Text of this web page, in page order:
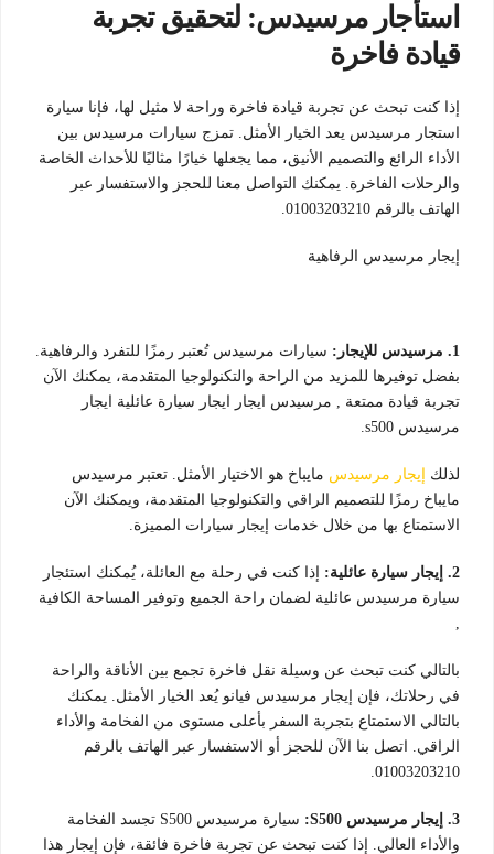
استأجار مرسيدس: لتحقيق تجربة
قيادة فاخرة
إذا كنت تبحث عن تجربة قيادة فاخرة وراحة لا مثيل لها، فإنا سيارة
استجار مرسيدس يعد الخيار الأمثل. تمزج سيارات مرسيدس بين
الأداء الرائع والتصميم الأنيق، مما يجعلها خيارًا مثاليًا للأحداث الخاصة
والرحلات الفاخرة. يمكنك التواصل معنا للحجز والاستفسار عبر
الهاتف بالرقم 01003203210.
إيجار مرسيدس الرفاهية
1. مرسيدس للإيجار:
سيارات مرسيدس تُعتبر رمزًا للتفرد والرفاهية.
بفضل توفيرها للمزيد من الراحة والتكنولوجيا المتقدمة، يمكنك الآن
تجربة قيادة ممتعة , مرسيدس ايجار ايجار سيارة عائلية ايجار
مرسيدس s500.
لذلك إيجار مرسيدس مايباخ هو الاختيار الأمثل. تعتبر مرسيدس
مايباخ رمزًا للتصميم الراقي والتكنولوجيا المتقدمة، ويمكنك الآن
الاستمتاع بها من خلال خدمات إيجار سيارات المميزة.
2. إيجار سيارة عائلية:
إذا كنت في رحلة مع العائلة، يُمكنك استئجار
سيارة مرسيدس عائلية لضمان راحة الجميع وتوفير المساحة الكافية
,
بالتالي كنت تبحث عن وسيلة نقل فاخرة تجمع بين الأناقة والراحة
في رحلاتك، فإن إيجار مرسيدس فيانو يُعد الخيار الأمثل. يمكنك
بالتالي الاستمتاع بتجربة السفر بأعلى مستوى من الفخامة والأداء
الراقي. اتصل بنا الآن للحجز أو الاستفسار عبر الهاتف بالرقم
01003203210.
3. إيجار مرسيدس S500:
سيارة مرسيدس S500 تجسد الفخامة
والأداء العالي. إذا كنت تبحث عن تجربة فاخرة فائقة، فإن إيجار هذا